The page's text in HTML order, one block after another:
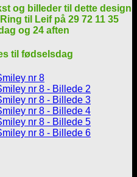
og billeder til dette design
til Leif på 29 72 11 35
og 24 aften
til fødselsdag